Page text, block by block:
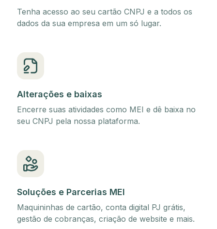
Tenha acesso ao seu cartão CNPJ e a todos os
dados da sua empresa em um só lugar.
Alterações e baixas
Encerre suas atividades como MEI e dê baixa no
seu CNPJ pela nossa plataforma.
Soluções e Parcerias MEI
Maquininhas de cartão, conta digital PJ grátis,
gestão de cobranças, criação de website e mais.